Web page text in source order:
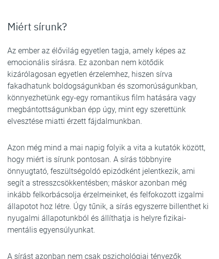
Miért sírunk?
Az ember az élővilág egyetlen tagja, amely képes az
emocionális sírásra. Ez azonban nem kötődik
kizárólagosan egyetlen érzelemhez, hiszen sírva
fakadhatunk boldogságunkban és szomorúságunkban,
könnyezhetünk egy-egy romantikus film hatására vagy
megbántottságunkban épp úgy, mint egy szerettünk
elvesztése miatti érzett fájdalmunkban.
Azon még mind a mai napig folyik a vita a kutatók között,
hogy miért is sírunk pontosan. A sírás többnyire
önnyugtató, feszültségoldó epizódként jelentkezik, ami
segít a stresszcsökkentésben; máskor azonban még
inkább felkorbácsolja érzelmeinket, és felfokozott izgalmi
állapotot hoz létre. Úgy tűnik, a sírás egyszerre billenthet ki
nyugalmi állapotunkból és állíthatja is helyre fizikai-
mentális egyensúlyunkat.
A sírást azonban nem csak pszichológiai tényezők